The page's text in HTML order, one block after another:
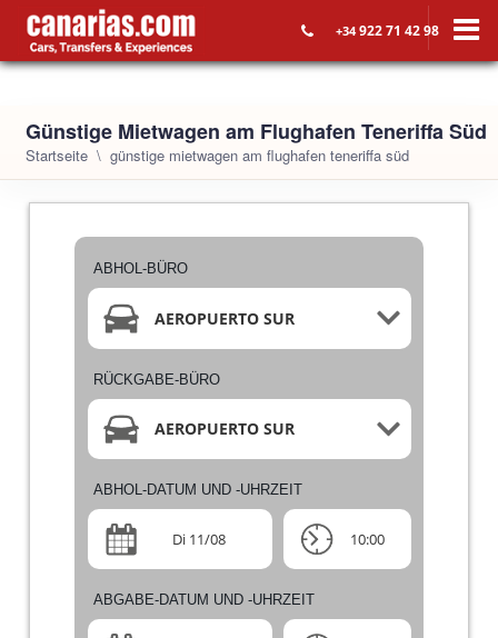
+34922 71 42 98
Günstige Mietwagen am Flughafen Teneriffa Süd
Startseite günstige mietwagen am flughafen teneriffa süd
ABHOL-BÜRO
AEROPUERTO SUR
ABHOL-DATUM UND -UHRZEIT
Di 11/08 10:00
RÜCKGABE-BÜRO
AEROPUERTO SUR
ABGABE-DATUM UND -UHRZEIT